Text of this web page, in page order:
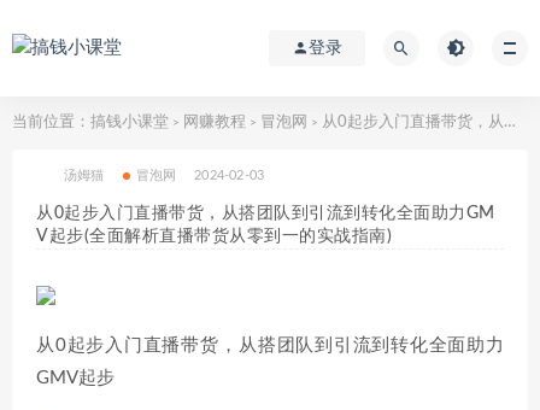
登录
当前位置： 搞钱小课堂 > 网赚教程 > 冒泡网 > 从0起步入门直播带货，​从搭团队到引流到转化全面助力GMV起步(全面解析直播带货从零到一的实战指南)
汤姆猫 冒泡网 2024-02-03
从0起步入门直播带货，​从搭团队到引流到转化全面助力GM
V起步(全面解析直播带货从零到一的实战指南)
从0起步入门直播带货，​从搭团队到引流到转化全面助力
GMV起步